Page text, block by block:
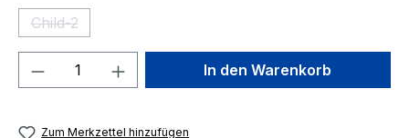
Child-2
(Diese Option ist zurzeit nicht verfügbar.)
Produkt Anzahl: Gib denIn den Warenkorb
Zum Merkzettel hinzufügen